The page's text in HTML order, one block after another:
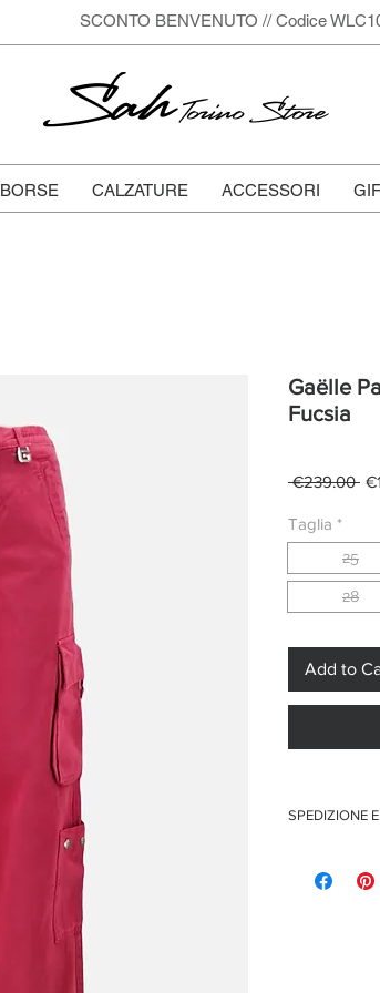
SCONTO BENVENUTO // Codice
SahTorino Store
BORSE CALZATURE ACCESSORI
Gaëlle
Fucsia
€239.00
Taglia *
25
28
Add to
SPEDIZIONE